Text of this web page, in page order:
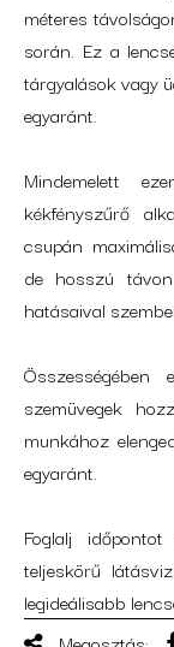
méteres
során. Ez a
tárgyalások vagy
egyaránt.
Mindemelett
kékfényszűrő
csupán
de hosszú
hatásaival
szemüvegek
munkához
egyaránt.
Foglalj
teljeskörű
legideálisabb